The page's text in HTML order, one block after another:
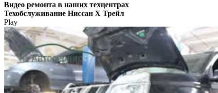
Видео ремонта в наших техцентрах
Техобслуживание Ниссан Х Трейл
Play